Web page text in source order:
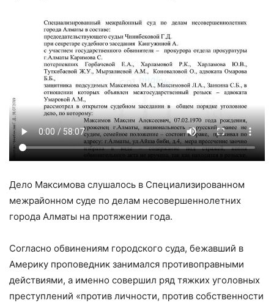
Дело Максимова слушалось в Специализированном
межрайонном суде по делам несовершеннолетних
города Алматы на протяжении года.
Согласно обвинениям городского суда, бежавший в
Америку проповедник занимался противоправными
действиями, а именно совершил ряд тяжких уголовных
преступлений «против личности, против собственности